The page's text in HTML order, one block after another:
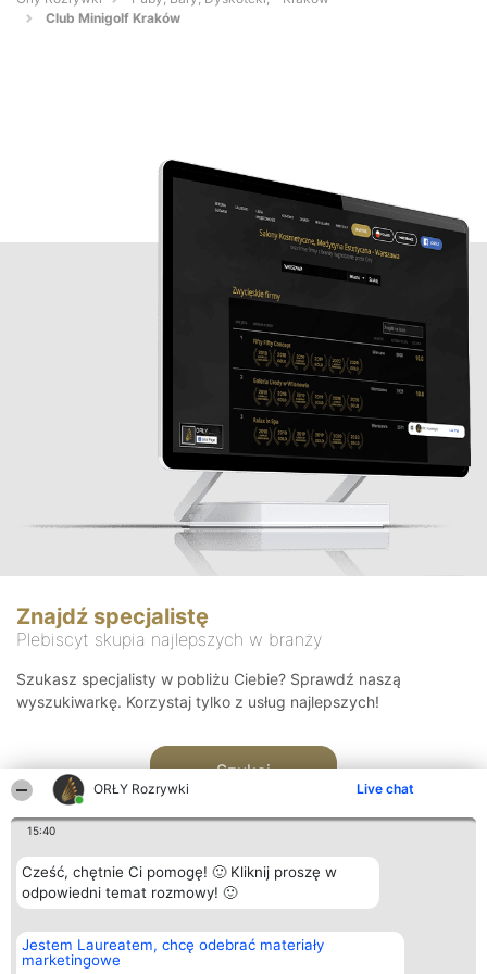
ORŁY Rozrywki Live chat
15:40
Cześć, chętnie Ci pomogę! 🙂 Kliknij proszę w
odpowiedni temat rozmowy! 🙂
Jestem Laureatem, chcę odebrać materiały
marketingowe
Club Minigolf Kraków
Znajdź specjalistę
Plebiscyt skupia najlepszych w branży
Szukasz specjalisty w pobliżu Ciebie? Sprawdź naszą
wyszukiwarkę. Korzystaj tylko z usług najlepszych!
Szukaj
Organizator plebiscytu
Bright Side Solutions sp. z o.
o. sp. k.
Plebiscyt
Laureaci
Kontakt
Kontakt